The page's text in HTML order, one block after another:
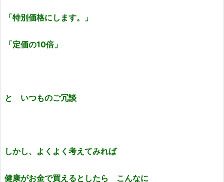
「特別価格にします。」
「定価の10倍」
と いつものご冗談
しかし、よくよく考えてみれば
健康がお金で買えるとしたら こんなに